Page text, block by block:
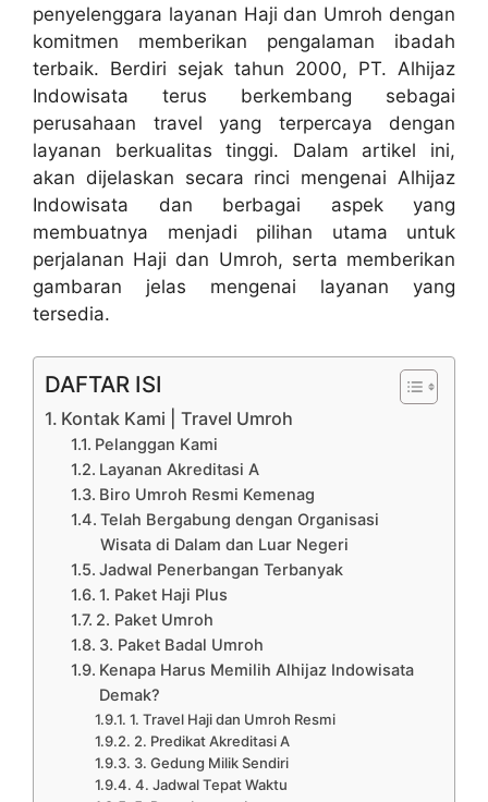
penyelenggara layanan Haji dan Umroh dengan
komitmen memberikan pengalaman ibadah
terbaik. Berdiri sejak tahun 2000, PT. Alhijaz
Indowisata terus berkembang sebagai
perusahaan travel yang terpercaya dengan
layanan berkualitas tinggi. Dalam artikel ini,
akan dijelaskan secara rinci mengenai Alhijaz
Indowisata dan berbagai aspek yang
membuatnya menjadi pilihan utama untuk
perjalanan Haji dan Umroh, serta memberikan
gambaran jelas mengenai layanan yang
tersedia.
DAFTAR ISI
Kontak Kami | Travel Umroh
Pelanggan Kami
Layanan Akreditasi A
Biro Umroh Resmi Kemenag
Telah Bergabung dengan Organisasi
Wisata di Dalam dan Luar Negeri
Jadwal Penerbangan Terbanyak
1. Paket Haji Plus
2. Paket Umroh
3. Paket Badal Umroh
Kenapa Harus Memilih Alhijaz Indowisata
Demak?
1. Travel Haji dan Umroh Resmi
2. Predikat Akreditasi A
3. Gedung Milik Sendiri
4. Jadwal Tepat Waktu